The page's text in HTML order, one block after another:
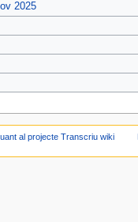
2025
al projecte Transcriu wiki